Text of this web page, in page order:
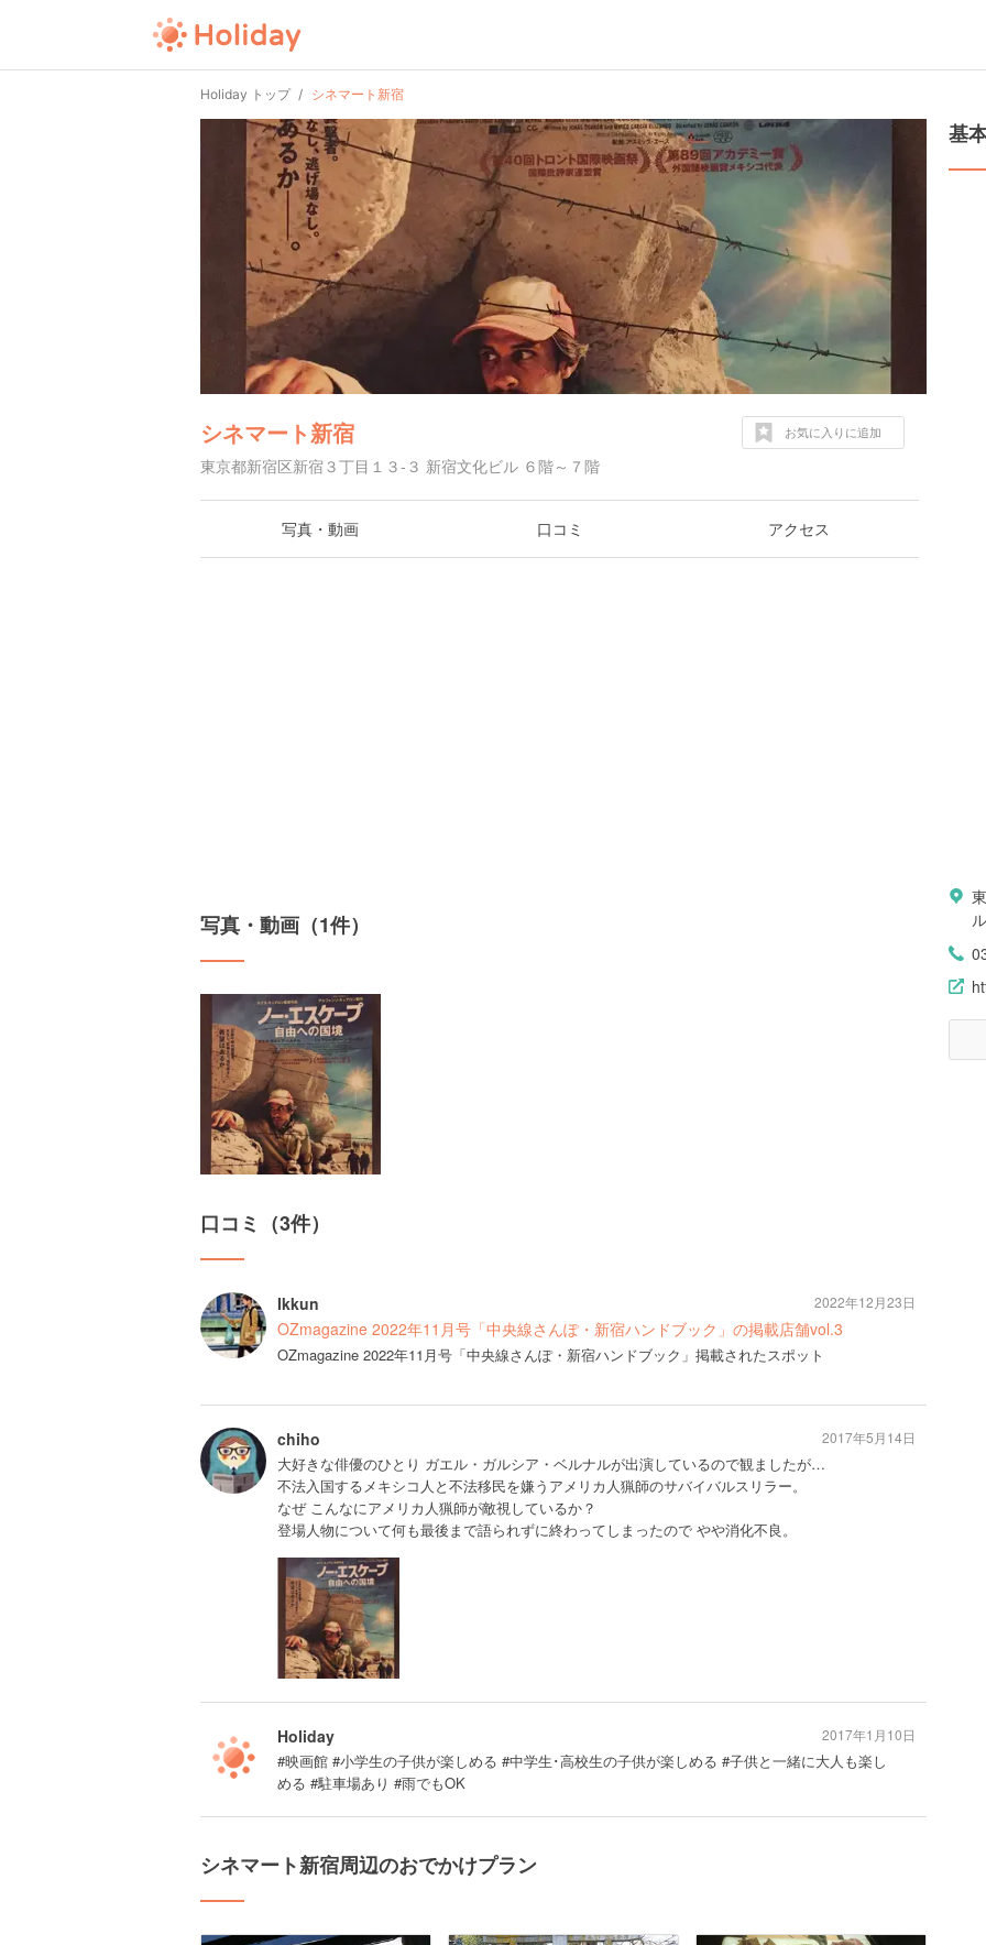
Holiday トップ シネマート新宿
シネマート新宿
東京都新宿区新宿３丁目１３-３ 新宿文化ビル ６階～７階
お気に入りに追加
写真・動画 口コミ アクセス
写真・動画（1件）
口コミ（3件）
Ikkun
OZmagazine 2022年11月号「中央線さんぽ・新宿ハンドブック」の掲載店舗vol.3
OZmagazine 2022年11月号「中央線さんぽ・新宿ハンドブック」掲載されたスポット
2022年12月23日
chiho
大好きな俳優のひとり ガエル・ガルシア・ベルナルが出演しているので観ましたが…
不法入国するメキシコ人と不法移民を嫌うアメリカ人猟師のサバイバルスリラー。
なぜ こんなにアメリカ人猟師が敵視しているか？
登場人物について何も最後まで語られずに終わってしまったので やや消化不良。
2017年5月14日
Holiday
#映画館 #小学生の子供が楽しめる #中学生･高校生の子供が楽しめる #子供と一緒に大人も楽し
める #駐車場あり #雨でもOK
2017年1月10日
シネマート新宿周辺のおでかけプラン
基